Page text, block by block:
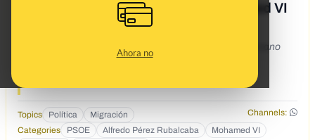
Ahora no
«Rubalcaba se inclina ante Mohamed VI
y le besa la mano»
Rubalcaba se inclina ante Mohamed VI y le besa la mano
Topics Política Migración
Channels:
Categories
PSOE Alfredo Pérez Rubalcaba
Mohamed VI